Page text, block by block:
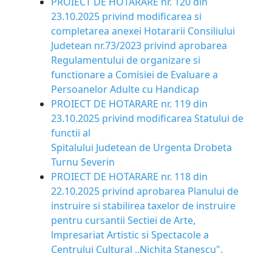
23.10.2025 privind modificarea si
completarea anexei Hotararii Consiliului
Judetean nr.73/2023 privind aprobarea
Regulamentului de organizare si
functionare a Comisiei de Evaluare a
Persoanelor Adulte cu Handicap
PROIECT DE HOTARARE nr. 119 din
23.10.2025 privind modificarea Statului de
functii al
Spitalului Judetean de Urgenta Drobeta
Turnu Severin
PROIECT DE HOTARARE nr. 118 din
22.10.2025 privind aprobarea Planului de
instruire si stabilirea taxelor de instruire
pentru cursantii Sectiei de Arte,
lmpresariat Artistic si Spectacole a
Centrului Cultural ,,Nichita Stanescu",